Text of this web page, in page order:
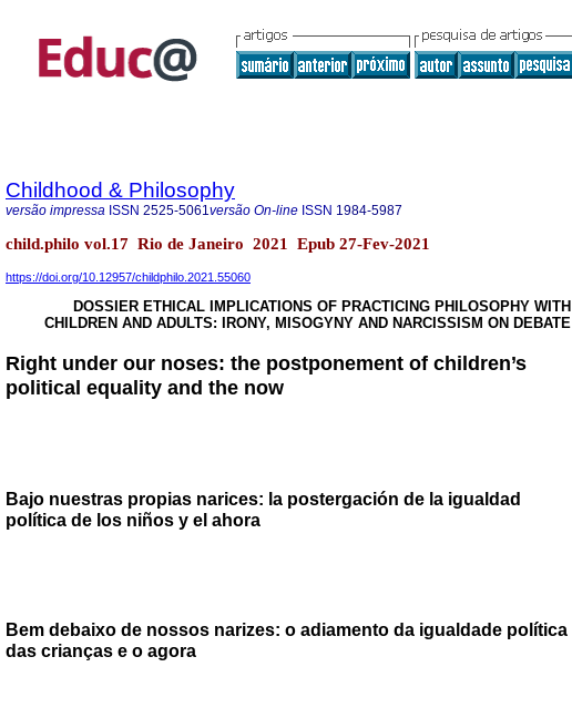
Childhood & Philosophy
versão impressa ISSN 2525-5061versão On-line ISSN 1984-5987
child.philo vol.17 Rio de Janeiro 2021 Epub 27-Fev-2021
https://doi.org/10.12957/childphilo.2021.55060
DOSSIER ETHICAL IMPLICATIONS OF PRACTICING PHILOSOPHY WITH
CHILDREN AND ADULTS: IRONY, MISOGYNY AND NARCISSISM ON DEBATE
Right under our noses: the postponement of children’s
political equality and the now
Bajo nuestras propias narices: la postergación de la igualdad
política de los niños y el ahora
Bem debaixo de nossos narizes: o adiamento da igualdade política
das crianças e o agora